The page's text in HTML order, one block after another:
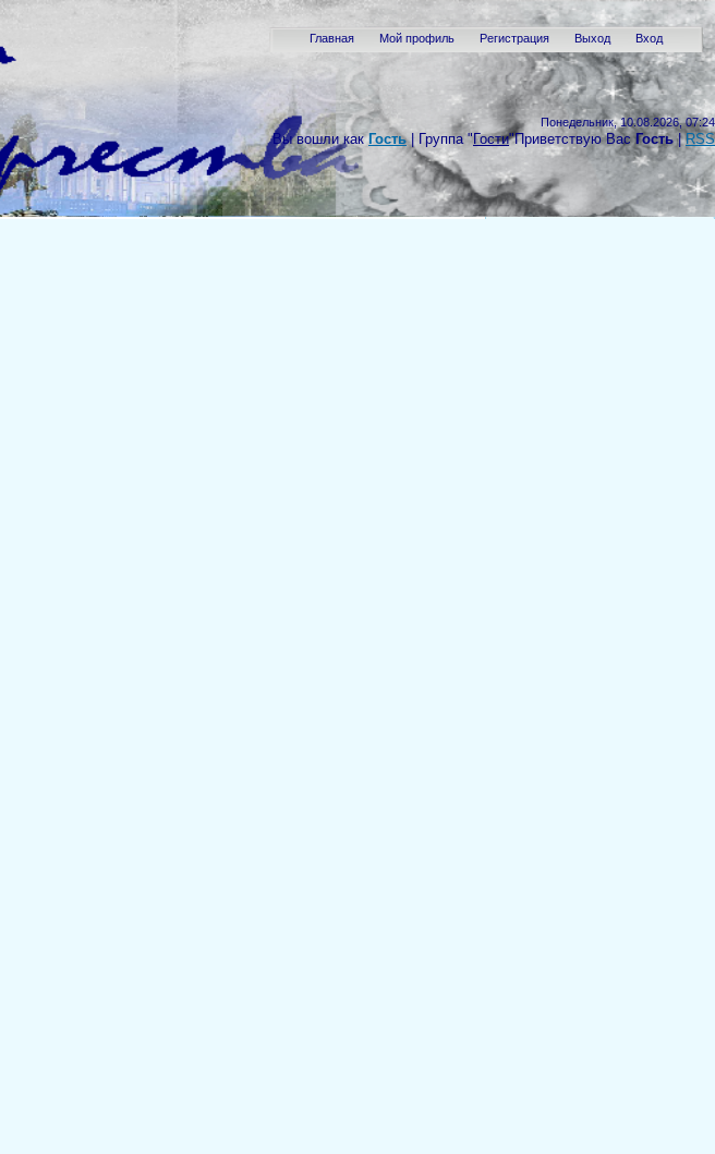
Понедельник, 10.08.2026, 07:24
Вы вошли как Гость| Группа" Гости"Приветствую Вас Гость |RSS
Главная Мой профиль Регистрация Выход Вход